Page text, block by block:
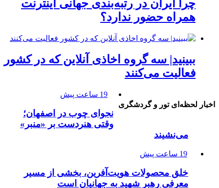
چرا ایران در رتبه‌بندی جهانی اینترنت
همراه حضور ندارد؟
ببینید| سه گروه اخاذی آنلاین که در کشور
فعالیت می‌کنند
اخبار لحظه‌ای تور و گردشگری
19 ساعت پیش
نجوای چوب در اصفهان؛
وقتی هنردست بر «منبر»
می‌نشیند
19 ساعت پیش
خلق محصولات هویت‌آفرین، بخشی از مسیر
معرفی رهبر شهید به جهانیان است